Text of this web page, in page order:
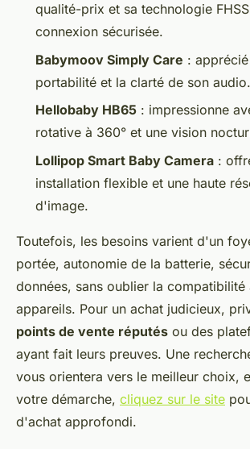
qualité-prix et sa technologie
connexion sécurisée.
Babymoov Simply Care :
portabilité et la clarté de son audio.
Hellobaby HB65 : impressionne
rotative à 360° et une vision
Lollipop Smart Baby Camera :
installation flexible et une haute
d'image.
Toutefois, les besoins varient d'un
portée, autonomie de la batterie,
données, sans oublier la
appareils. Pour un achat judicieux,
points de vente réputés ou des
ayant fait leurs preuves. Une
vous orientera vers le meilleur choix,
votre démarche, cliquez sur le site
d'achat approfondi.